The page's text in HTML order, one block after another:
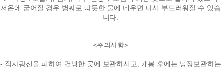
저온에 굳어질 경우 병째로 따듯한 물에 데우면 다시 부드러워질 수 있습
니다.
<주의사항>
- 직사광선을 피하여 건냉한 곳에 보관하시고, 개봉 후에는 냉장보관하는